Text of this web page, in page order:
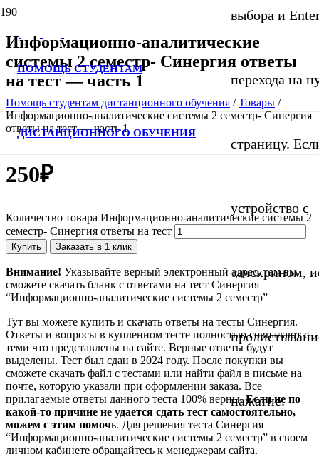
ПОМОЩЬ СТУДЕНТАМ
ДИСТАНЦИОННОГО ОБУЧЕНИЯ
выбора и
перехода на
страницу.
устройство с
тачскрином,
нажатие.
Информационно-аналитические
системы 2 семестр- Синергия ответы
на тест — часть 1
Помощь студентам дистанционного обучения /Товары /
Информационно-аналитические системы 2 семестр- Синергия
ответы на тест — часть 1
250₽
Количество товара Информационно-аналитические системы 2
семестр- Синергия ответы на тест
Купить Заказать в 1 клик
Внимание! Указывайте верный электронный адрес, там вы
сможете скачать бланк с ответами на тест Синергия
“Информационно-аналитические системы 2 семестр”
Тут вы можете купить и скачать ответы на тесты Синергия.
Ответы и вопросы в купленном тесте полностью совпадают с
теми что представлены на сайте. Верные ответы будут
выделены. Тест был сдан в 2024 году. После покупки вы
сможете скачать файл с тестами или найти файл в письме на
почте, которую указали при оформлении заказа. Все
прилагаемые ответы данного теста 100% верны.Если не по
какой-то причине не удается сдать тест самостоятельно,
можем с этим помочь. Для решения теста Синергия
“Информационно-аналитические системы 2 семестр” в своем
личном кабинете обращайтесь к менеджерам сайта.